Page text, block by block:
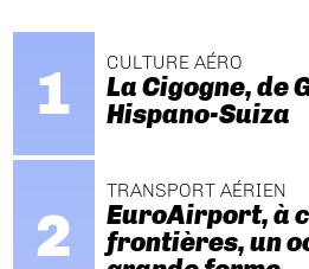
CULTURE AÉRO
La Cigogne, de
Hispano-Suiza
TRANSPORT AÉRIEN
EuroAirport, à
frontières, un